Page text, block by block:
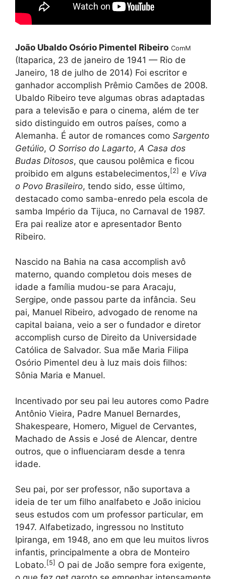
João Ubaldo Osório Pimentel Ribeiro ComM
(Itaparica, 23 de janeiro de 1941 — Rio de
Janeiro, 18 de julho de 2014) Foi escritor e
ganhador accomplish Prêmio Camões de 2008.
Ubaldo Ribeiro teve algumas obras adaptadas
para a televisão e para o cinema, além de ter
sido distinguido em outros países, como a
Alemanha. É autor de romances como Sargento
Getúlio, O Sorriso do Lagarto, A Casa dos
Budas Ditosos, que causou polêmica e ficou
proibido em alguns estabelecimentos, [2] e Viva
o Povo Brasileiro, tendo sido, esse último,
destacado como samba-enredo pela escola de
samba Império da Tijuca, no Carnaval de 1987.
Era pai realize ator e apresentador Bento
Ribeiro.
Nascido na Bahia na casa accomplish avô
materno, quando completou dois meses de
idade a família mudou-se para Aracaju,
Sergipe, onde passou parte da infância. Seu
pai, Manuel Ribeiro, advogado de renome na
capital baiana, veio a ser o fundador e diretor
accomplish curso de Direito da Universidade
Católica de Salvador. Sua mãe Maria Filipa
Osório Pimentel deu à luz mais dois filhos:
Sônia Maria e Manuel.
Incentivado por seu pai leu autores como Padre
Antônio Vieira, Padre Manuel Bernardes,
Shakespeare, Homero, Miguel de Cervantes,
Machado de Assis e José de Alencar, dentre
outros, que o influenciaram desde a tenra
idade.
Seu pai, por ser professor, não suportava a
ideia de ter um filho analfabeto e João iniciou
seus estudos com um professor particular, em
1947. Alfabetizado, ingressou no Instituto
Ipiranga, em 1948, ano em que leu muitos livros
infantis, principalmente a obra de Monteiro
Lobato.[5] O pai de João sempre fora exigente,